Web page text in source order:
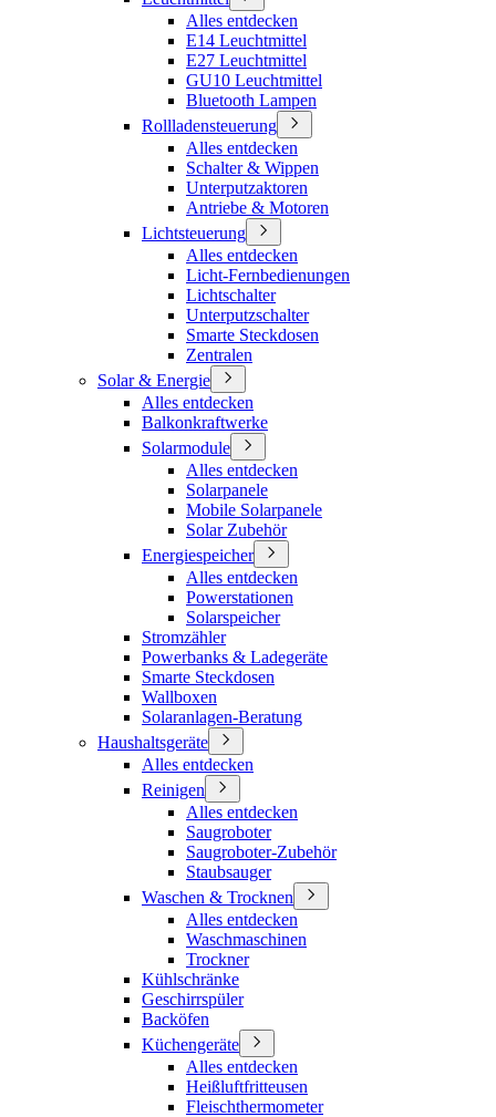
Alles entdecken
E14 Leuchtmittel
E27 Leuchtmittel
GU10 Leuchtmittel
Bluetooth Lampen
Rollladensteuerung
Alles entdecken
Schalter & Wippen
Unterputzaktoren
Antriebe & Motoren
Lichtsteuerung
Alles entdecken
Licht-Fernbedienungen
Lichtschalter
Unterputzschalter
Smarte Steckdosen
Zentralen
Solar & Energie
Alles entdecken
Balkonkraftwerke
Solarmodule
Alles entdecken
Solarpanele
Mobile Solarpanele
Solar Zubehör
Energiespeicher
Alles entdecken
Powerstationen
Solarspeicher
Stromzähler
Powerbanks & Ladegeräte
Smarte Steckdosen
Wallboxen
Solaranlagen-Beratung
Haushaltsgeräte
Alles entdecken
Reinigen
Alles entdecken
Saugroboter
Saugroboter-Zubehör
Staubsauger
Waschen & Trocknen
Alles entdecken
Waschmaschinen
Trockner
Kühlschränke
Geschirrspüler
Backöfen
Küchengeräte
Alles entdecken
Heißluftfritteusen
Fleischthermometer